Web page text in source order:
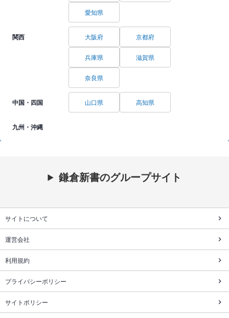
愛知県
関西 大阪府 京都府
兵庫県 滋賀県
奈良県
中国・四国 山口県 高知県
九州・沖縄
鎌倉新書のグループサイト
サイトについて
運営会社
利用規約
プライバシーポリシー
サイトポリシー